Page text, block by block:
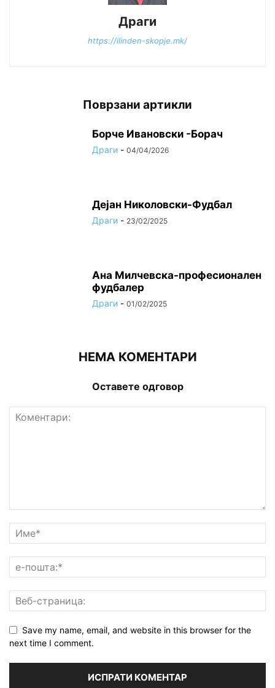
Драги
https://ilinden-skopje.mk/
Поврзани артикли
Борче Ивановски -Борач
Драги - 04/04/2026
Дејан Николовски-Фудбал
Драги - 23/02/2025
Ана Милчевска-професионален
фудбалер
Драги - 01/02/2025
НЕМА КОМЕНТАРИ
Оставете одговор
Save my name, email, and website in this browser for the
next time I comment.